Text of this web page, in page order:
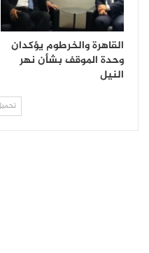
القاهرة والخرطوم يؤكدان
وحدة الموقف بشأن نهر
النيل